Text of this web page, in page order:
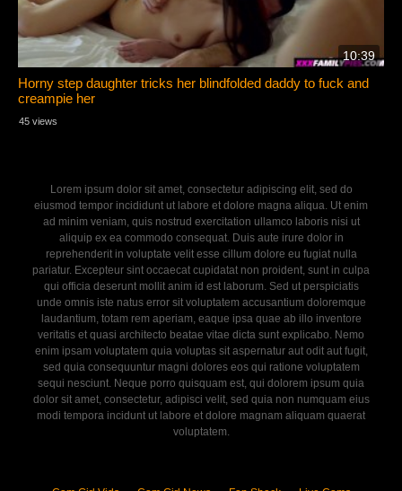
10:39
Horny step daughter tricks her blindfolded daddy to fuck and
creampie her
45 views
Lorem ipsum dolor sit amet, consectetur adipiscing elit, sed do
eiusmod tempor incididunt ut labore et dolore magna aliqua. Ut enim
ad minim veniam, quis nostrud exercitation ullamco laboris nisi ut
aliquip ex ea commodo consequat. Duis aute irure dolor in
reprehenderit in voluptate velit esse cillum dolore eu fugiat nulla
pariatur. Excepteur sint occaecat cupidatat non proident, sunt in culpa
qui officia deserunt mollit anim id est laborum. Sed ut perspiciatis
unde omnis iste natus error sit voluptatem accusantium doloremque
laudantium, totam rem aperiam, eaque ipsa quae ab illo inventore
veritatis et quasi architecto beatae vitae dicta sunt explicabo. Nemo
enim ipsam voluptatem quia voluptas sit aspernatur aut odit aut fugit,
sed quia consequuntur magni dolores eos qui ratione voluptatem
sequi nesciunt. Neque porro quisquam est, qui dolorem ipsum quia
dolor sit amet, consectetur, adipisci velit, sed quia non numquam eius
modi tempora incidunt ut labore et dolore magnam aliquam quaerat
voluptatem.